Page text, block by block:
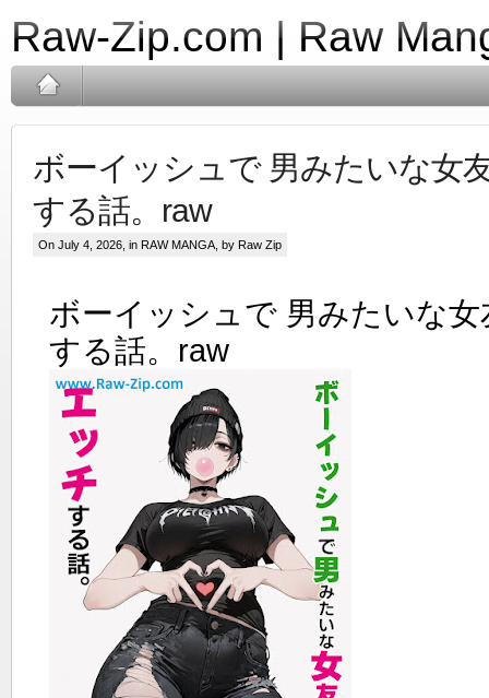
Raw-Zip.com | Raw
ボーイッシュで 男みたいな女
する話。raw
On July 4, 2026, in RAW MANGA , by Raw Zip
ボーイッシュで 男みたいな
する話。raw